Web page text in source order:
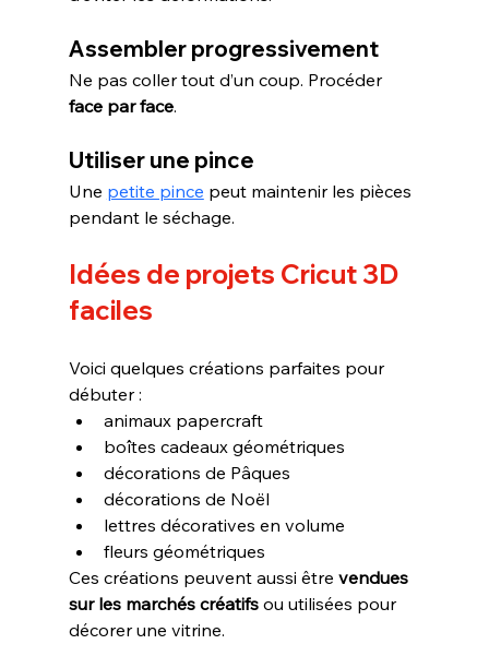
Assembler progressivement
Ne pas coller tout d’un coup. Procéder
face par face.
Utiliser une pince
Une petite pince peut maintenir les pièces
pendant le séchage.
Idées de projets Cricut 3D
faciles
Voici quelques créations parfaites pour
débuter :
animaux papercraft
boîtes cadeaux géométriques
décorations de Pâques
décorations de Noël
lettres décoratives en volume
fleurs géométriques
Ces créations peuvent aussi être vendues
sur les marchés créatifs ou utilisées pour
décorer une vitrine.